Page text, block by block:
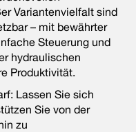
Variantenvielfalt sind
– mit bewährter
Steuerung und
hydraulischen
Produktivität.
Lassen Sie sich
Sie von der
zu